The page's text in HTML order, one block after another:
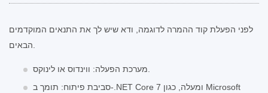
לפני הפעלת קוד ההמרה לדוגמה, ודא שיש לך את התנאים המוקדמים
סביבת פיתוח: תומך ב-.NET Core 7 ומעלה, כגון Microsoft